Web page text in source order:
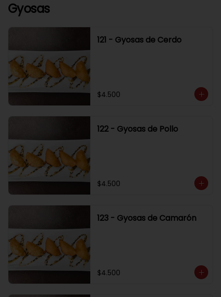
Gyosas
121 - Gyosas de Cerdo
$4.500
122 - Gyosas de Pollo
$4.500
123 - Gyosas de Camarón
$4.500